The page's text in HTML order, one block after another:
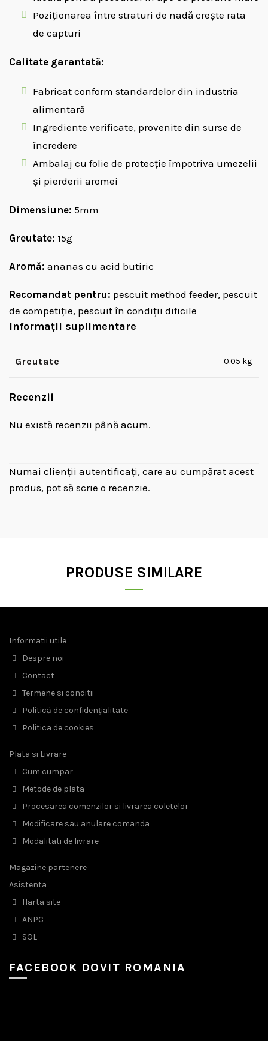
Poziționarea între straturi de nadă crește rata
de capturi
Calitate garantată:
Fabricat conform standardelor din industria
alimentară
Ingrediente verificate, provenite din surse de
încredere
Ambalaj cu folie de protecție împotriva umezelii
și pierderii aromei
Dimensiune: 5mm
Greutate: 15g
Aromă: ananas cu acid butiric
Recomandat pentru: pescuit method feeder, pescuit
de competiție, pescuit în condiții dificile
Informații suplimentare
Greutate 0.05 kg
Recenzii
Nu există recenzii până acum.
Numai clienții autentificați, care au cumpărat acest
produs, pot să scrie o recenzie.
PRODUSE SIMILARE
Informatii utile
Despre noi
Contact
Termene si conditii
Politică de confidențialitate
Politica de cookies
Plata si Livrare
Cum cumpar
Metode de plata
Procesarea comenzilor si livrarea coletelor
Modificare sau anulare comanda
Modalitati de livrare
Magazine partenere
Asistenta
Harta site
ANPC
SOL
FACEBOOK DOVIT ROMANIA